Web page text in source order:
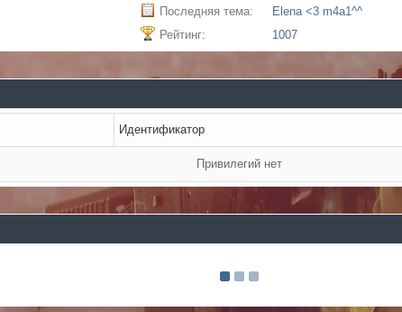
Последняя тема:
Elena <3 m4a1^^
Рейтинг:
1007
Идентификатор
Привилегий нет